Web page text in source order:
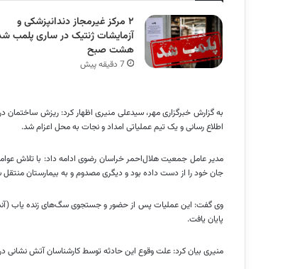
۲ مرکز غیرمجاز دندانپزشکی و
آزمایشات ژنتیک در ساری پلمب
هشت صبح
7 دقیقه پیش
اطلاع رسانی و یک تیم عملیاتی امداد و نجات به محل اعزام شد.
جان خود را از دست داده بود و دیگری مصدوم و به بیمارستان
وی گفت: این عملیات پس از حضور و جستجوی سگ‌های زندهیاب
پایان یافت.
منیری بیان کرد: علت وقوع این حادثه توسط کارشناسان آتش